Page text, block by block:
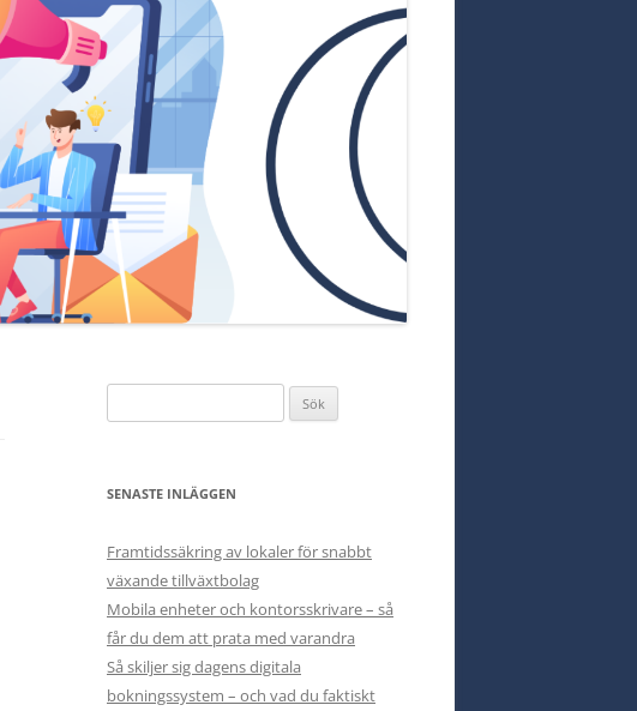
efter:
SENASTE INLÄGGEN
Framtidssäkring av lokaler för snabbt
växande tillväxtbolag
Mobila enheter och kontorsskrivare – så
får du dem att prata med varandra
Så skiljer sig dagens digitala
bokningssystem – och vad du faktiskt